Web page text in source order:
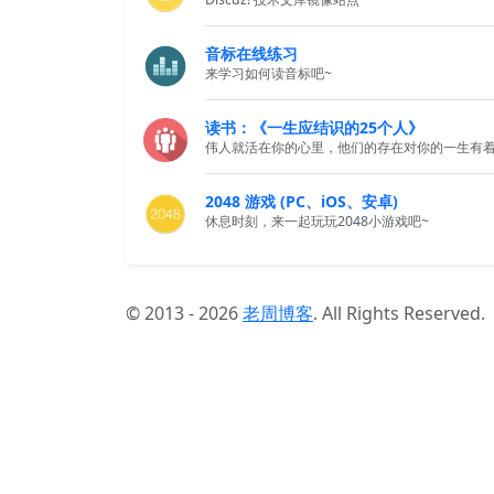
音标在线练习
来学习如何读音标吧~
读书：《一生应结识的25个人》
伟人就活在你的心里，他们的存在对你的一生有
2048 游戏 (PC、iOS、安卓)
休息时刻，来一起玩玩2048小游戏吧~
© 2013 - 2026老周博客. All Rights Reserved.